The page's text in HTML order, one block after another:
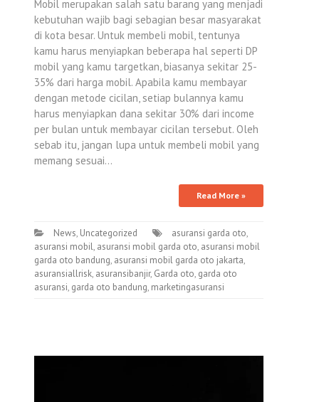
Mobil merupakan salah satu barang yang menjadi
kebutuhan wajib bagi sebagian besar masyarakat
di kota besar. Untuk membeli mobil, tentunya
kamu harus menyiapkan beberapa hal seperti DP
mobil yang kamu targetkan, biasanya sekitar 25-
35% dari harga mobil. Apabila kamu membayar
dengan metode cicilan, setiap bulannya kamu
harus menyiapkan dana sekitar 30% dari income
per bulan untuk membayar cicilan tersebut. Oleh
sebab itu, jangan lupa untuk membeli mobil yang
memang sesuai…
Read More »
News, Uncategorized asuransi garda oto,
asuransi mobil, asuransi mobil garda oto, asuransi mobil
garda oto bandung, asuransi mobil garda oto jakarta,
asuransiallrisk, asuransibanjir, Garda oto, garda oto
asuransi, garda oto bandung, marketingasuransi